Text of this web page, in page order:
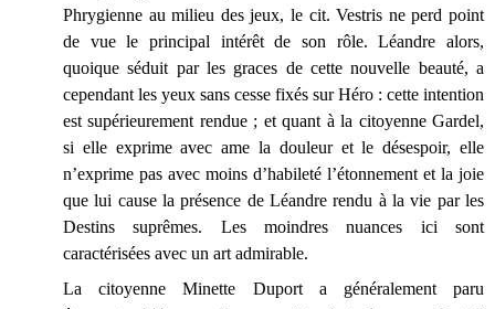
Phrygienne au milieu des jeux, le cit. Vestris ne perd point
de vue le principal intérêt de son rôle. Léandre alors,
quoique séduit par les graces de cette nouvelle beauté, a
cependant les yeux sans cesse fixés sur Héro : cette intention
est supérieurement rendue ; et quant à la citoyenne Gardel,
si elle exprime avec ame la douleur et le désespoir, elle
n’exprime pas avec moins d’habileté l’étonnement et la joie
que lui cause la présence de Léandre rendu à la vie par les
Destins suprêmes. Les moindres nuances ici sont
caractérisées avec un art admirable.
La citoyenne Minette Duport a généralement paru